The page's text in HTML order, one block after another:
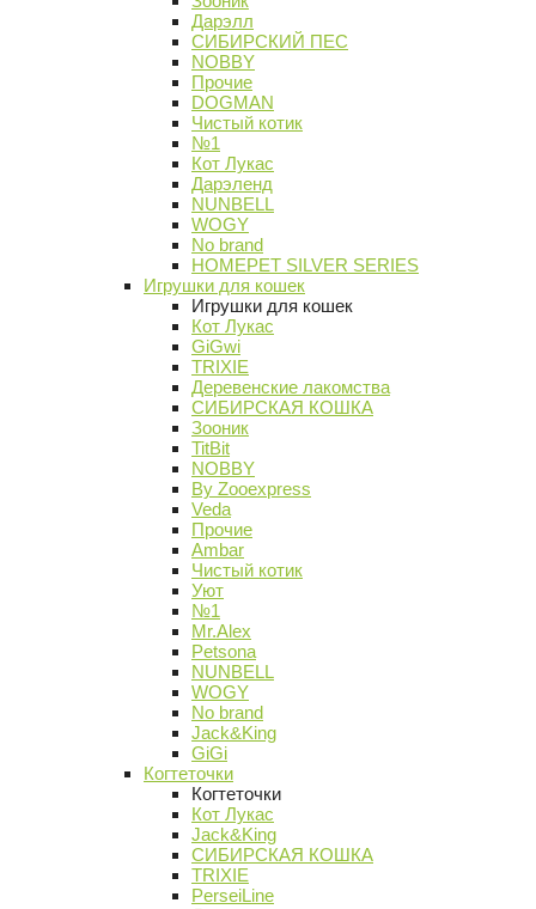
Дарэлл
СИБИРСКИЙ ПЕС
NOBBY
Прочие
DOGMAN
Чистый котик
№1
Кот Лукас
Дарэленд
NUNBELL
WOGY
No brand
HOMEPET SILVER SERIES
Игрушки для кошек
Игрушки для кошек
Кот Лукас
GiGwi
TRIXIE
Деревенские лакомства
СИБИРСКАЯ КОШКА
Зооник
TitBit
NOBBY
By Zooexpress
Veda
Прочие
Ambar
Чистый котик
Уют
№1
Mr.Alex
Petsona
NUNBELL
WOGY
No brand
Jack&King
GiGi
Когтеточки
Когтеточки
Кот Лукас
Jack&King
СИБИРСКАЯ КОШКА
TRIXIE
PerseiLine